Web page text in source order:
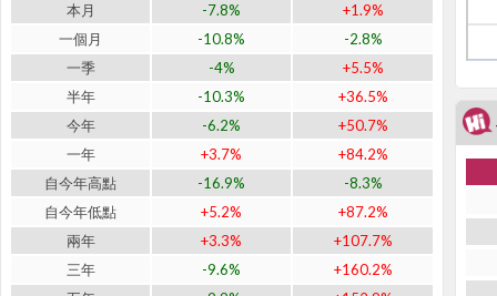
本月
-7.8%
+1.9%
一個月
-10.8%
-2.8%
一季
-4%
+5.5%
半年
-10.3%
+36.5%
今年
-6.2%
+50.7%
一年
+3.7%
+84.2%
自今年高點
-16.9%
-8.3%
自今年低點
+5.2%
+87.2%
兩年
+3.3%
+107.7%
三年
-9.6%
+160.2%